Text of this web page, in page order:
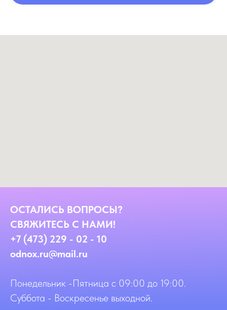
ОСТАЛИСЬ ВОПРОСЫ?
СВЯЖИТЕСЬ С НАМИ!
+7 (473) 229 - 02 - 10
odnox.ru@mail.ru
Понедельник -Пятница с 09:00 до 19:00.
Суббота - Воскресенье выходной.